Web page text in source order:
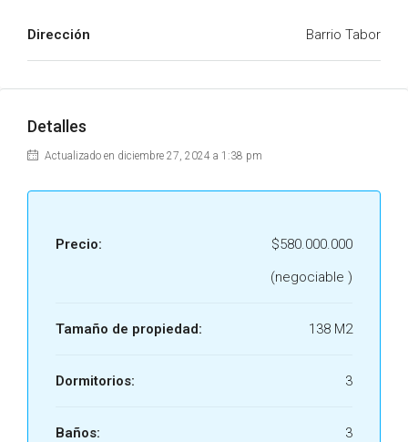
Dirección Barrio Tabor
Detalles
Actualizado en diciembre 27, 2024 a 1:38 pm
Precio:
$580.000.000
(negociable )
Tamaño de propiedad: 138 M2
Dormitorios: 3
Baños: 3